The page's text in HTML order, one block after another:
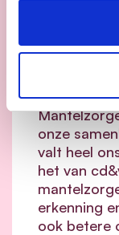
voor
onze
valt heel
het van
erkenning
ook betere